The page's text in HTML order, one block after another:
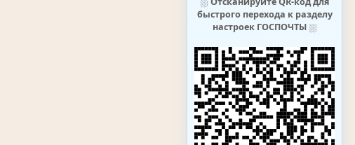
быстрого перехода к разделу
настроек ГОСПОЧТЫ⛆